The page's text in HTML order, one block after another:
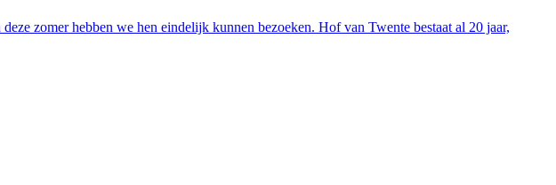
zomer hebben we hen eindelijk kunnen bezoeken. Hof van Twente bestaat al 20 jaar,